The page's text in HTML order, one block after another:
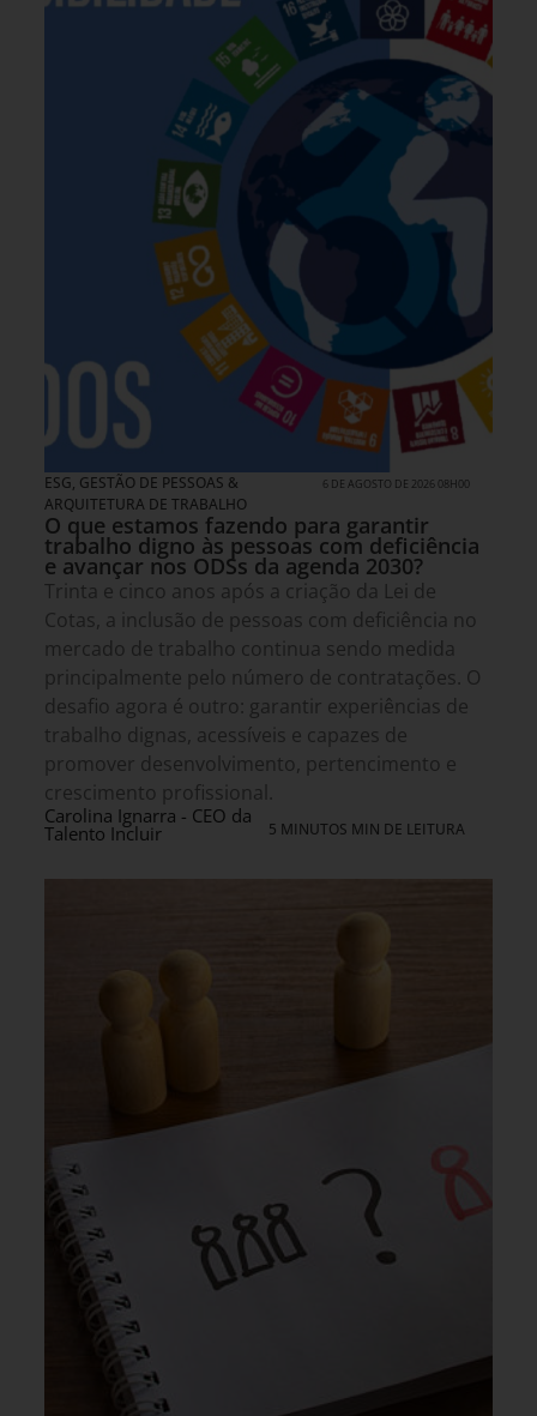
ESG, GESTÃO DE PESSOAS &
ARQUITETURA DE TRABALHO
6 DE AGOSTO DE 2026 08H00
O que estamos fazendo para garantir
trabalho digno às pessoas com deficiência
e avançar nos ODSs da agenda 2030?
Trinta e cinco anos após a criação da Lei de
Cotas, a inclusão de pessoas com deficiência no
mercado de trabalho continua sendo medida
principalmente pelo número de contratações. O
desafio agora é outro: garantir experiências de
trabalho dignas, acessíveis e capazes de
promover desenvolvimento, pertencimento e
crescimento profissional.
Carolina Ignarra - CEO da
Talento Incluir 5 MINUTOS MIN DE LEITURA